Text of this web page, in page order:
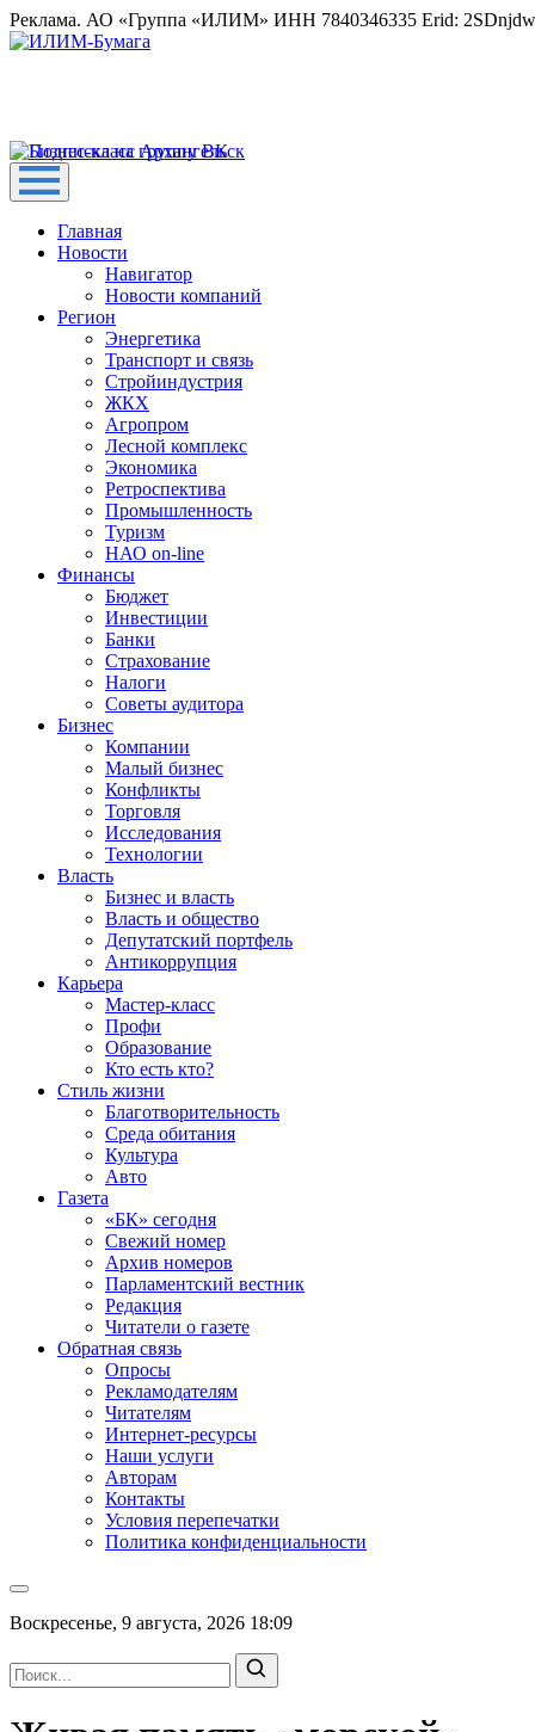
Реклама. АО «Группа «ИЛИМ» ИНН 7840346335 Erid:
Главная
Новости
Навигатор
Новости компаний
Регион
Энергетика
Транспорт и связь
Стройиндустрия
ЖКХ
Агропром
Лесной комплекс
Экономика
Ретроспектива
Промышленность
Туризм
НАО on-line
Финансы
Бюджет
Инвестиции
Банки
Страхование
Налоги
Советы аудитора
Бизнес
Компании
Малый бизнес
Конфликты
Торговля
Исследования
Технологии
Власть
Бизнес и власть
Власть и общество
Депутатский портфель
Антикоррупция
Карьера
Мастер-класс
Профи
Образование
Кто есть кто?
Стиль жизни
Благотворительность
Среда обитания
Культура
Авто
Газета
«БК» сегодня
Свежий номер
Архив номеров
Парламентский вестник
Редакция
Читатели о газете
Обратная связь
Опросы
Рекламодателям
Читателям
Интернет-ресурсы
Наши услуги
Авторам
Контакты
Условия перепечатки
Политика конфиденциальности
Воскресенье, 9 августа, 2026 18:09